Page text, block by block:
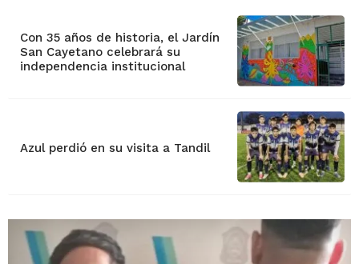
Con 35 años de historia, el Jardín
San Cayetano celebrará su
independencia institucional
Azul perdió en su visita a Tandil